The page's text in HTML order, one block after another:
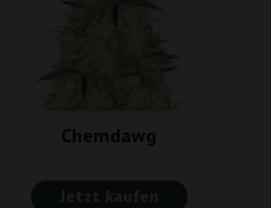
Chemdawg
Jetzt kaufen